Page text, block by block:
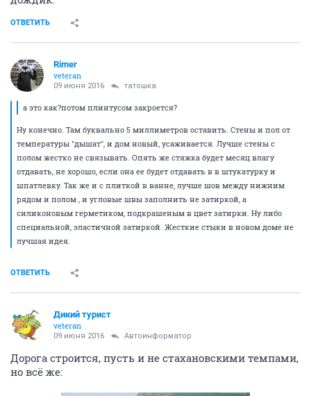
ОТВЕТИТЬ
Rimer
veteran
09 июня 2016 татошка
а это как?потом плинтусом закроется?
Ну конечно. Там буквально 5 миллиметров оставить. Стены и пол от
температуры "дышат", и дом новый, усаживается. Лучше стены с
полом жестко не связывать. Опять же стяжка будет месяц влагу
отдавать, не хорошо, если она ее будет отдавать в в штукатурку и
шпатлевку. Так же и с плиткой в ванне, лучше шов между нижним
рядом и полом , и угловые швы заполнить не затиркой, а
силиконовым герметиком, подкрашеным в цвет затирки. Ну либо
специальной, эластичной затиркой. Жесткие стыки в новом доме не
лучшая идея.
ОТВЕТИТЬ
Дикий турист
veteran
09 июня 2016 Автоинформатор
Дорога строится, пусть и не стахановскими темпами,
но всё же: